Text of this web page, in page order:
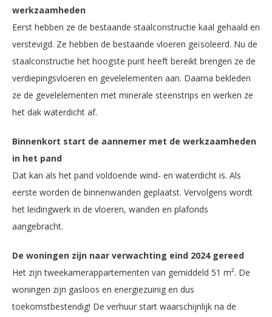
werkzaamheden
Eerst hebben ze de bestaande staalconstructie kaal gehaald en
verstevigd. Ze hebben de bestaande vloeren geïsoleerd. Nu de
staalconstructie het hoogste punt heeft bereikt brengen ze de
verdiepingsvloeren en gevelelementen aan. Daarna bekleden
ze de gevelelementen met minerale steenstrips en werken ze
het dak waterdicht af.
Binnenkort start de aannemer met de werkzaamheden
in het pand
Dat kan als het pand voldoende wind- en waterdicht is. Als
eerste worden de binnenwanden geplaatst. Vervolgens wordt
het leidingwerk in de vloeren, wanden en plafonds
aangebracht.
De woningen zijn naar verwachting eind 2024 gereed
Het zijn tweekamerappartementen van gemiddeld 51 m². De
woningen zijn gasloos en energiezuinig en dus
toekomstbestendig! De verhuur start waarschijnlijk na de